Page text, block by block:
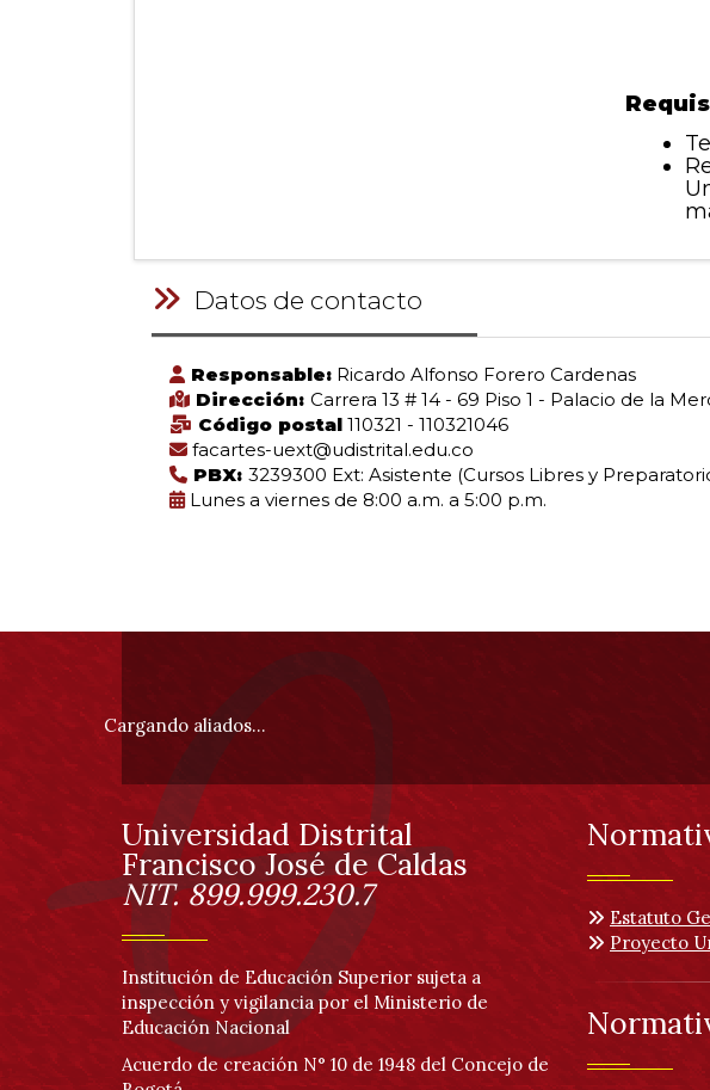
Datos de contacto
Responsable: Ricardo Alfonso Forero Cardenas
Dirección: Carrera 13 # 14 - 69 Piso 1 - Palacio de la
Código postal 110321 - 110321046
facartes-uext@udistrital.edu.co
PBX: 3239300 Ext: Asistente (Cursos Libres y
Lunes a viernes de 8:00 a.m. a 5:00 p.m.
Información
pie
de
página
Cargando aliados...
Información
Universidad Distrital
Francisco José de Caldas
NIT. 899.999.230.7
Institución de Educación Superior sujeta a
inspección y vigilancia por el Ministerio de
Educación Nacional
Acuerdo de creación N° 10 de 1948 del Concejo de
Estatuto
Proyecto